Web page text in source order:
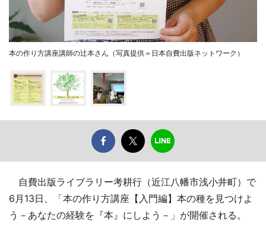
本の作り方講座講師の辻本さん（写真提供＝日本自費出版ネットワーク）
自費出版ライブラリー考耕行（近江八幡市浅小井町）で
6月13日、「本の作り方講座【入門編】本の種を見つけよ
う－あなたの経験を『本』にしよう－」が開催される。